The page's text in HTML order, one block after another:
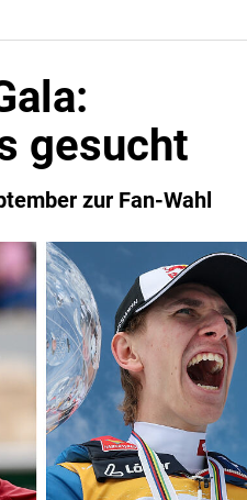
gesucht
zur Fan-Wahl